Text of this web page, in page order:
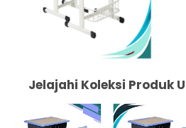
Jelajahi Koleksi Produk